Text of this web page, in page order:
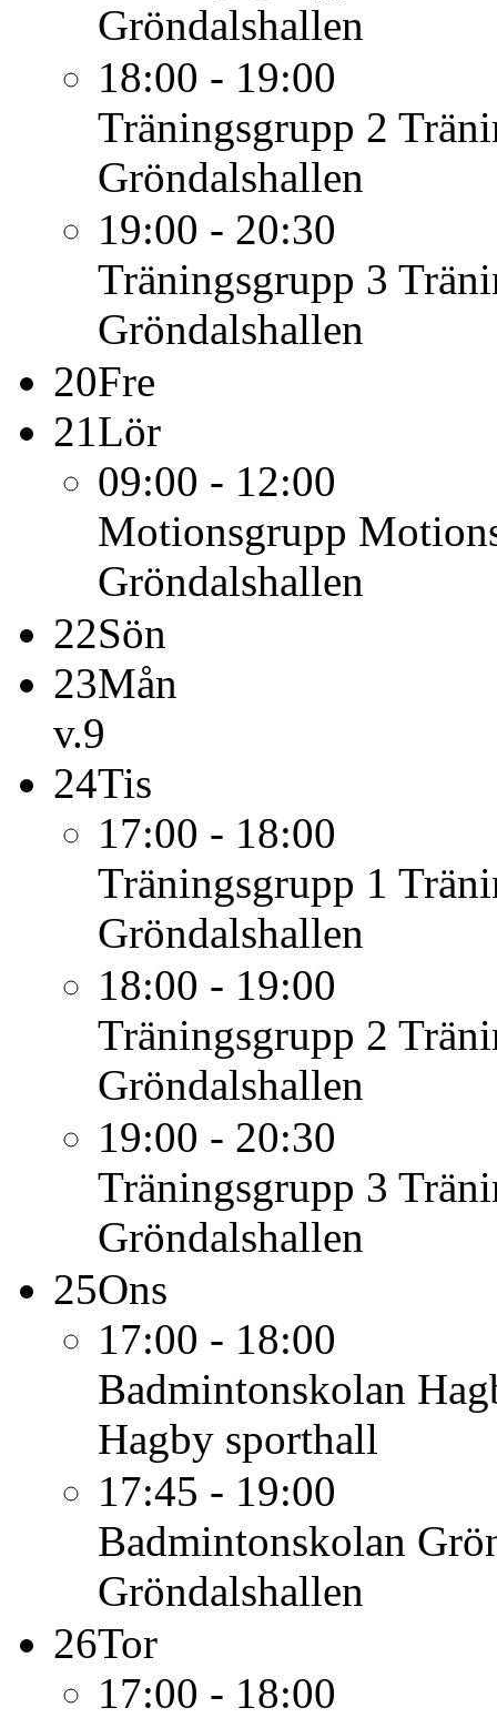
Gröndalshallen
18:00 - 19:00
Träningsgrupp 2
Gröndalshallen
19:00 - 20:30
Träningsgrupp 3
Gröndalshallen
20Fre
21Lör
09:00 - 12:00
Motionsgrupp
Gröndalshallen
22Sön
23Mån
v.9
24Tis
17:00 - 18:00
Träningsgrupp 1
Gröndalshallen
18:00 - 19:00
Träningsgrupp 2
Gröndalshallen
19:00 - 20:30
Träningsgrupp 3
Gröndalshallen
25Ons
17:00 - 18:00
Badmintonskolan
Hagby sporthall
17:45 - 19:00
Badmintonskolan
Gröndalshallen
26Tor
17:00 - 18:00